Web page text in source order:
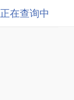
正在查询中